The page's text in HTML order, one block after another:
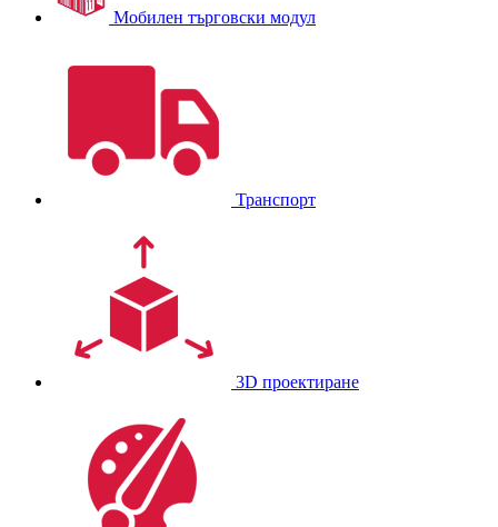
Мобилен търговски модул
Транспорт
3D проектиране